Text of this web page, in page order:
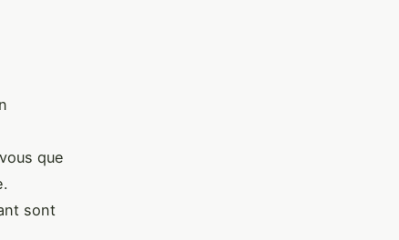
que
sont